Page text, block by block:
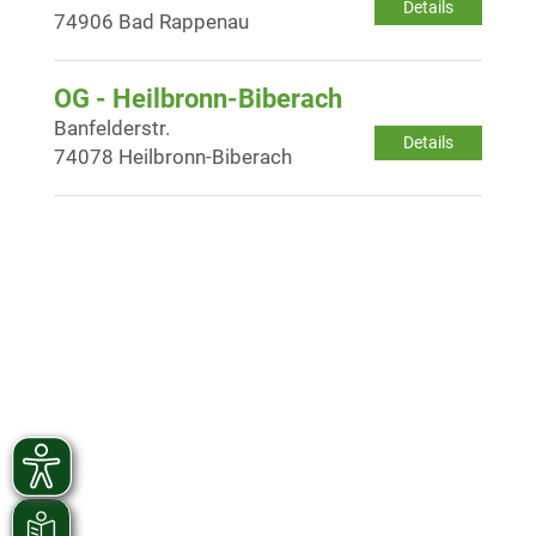
Details
74906 Bad Rappenau
OG - Heilbronn-Biberach
Details
Banfelderstr.
74078 Heilbronn-Biberach